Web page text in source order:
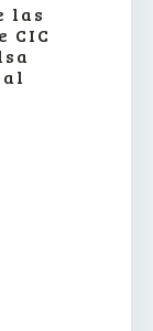
las
CIC
al